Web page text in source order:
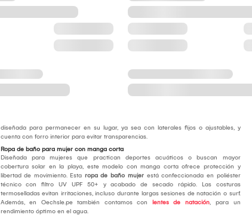
diseñada para permanecer en su lugar, ya sea con laterales fijos o ajustables, y
cuenta con forro interior para evitar transparencias.
Ropa de baño para mujer con manga corta
Diseñada para mujeres que practican deportes acuáticos o buscan mayor
cobertura solar en la playa, este modelo con manga corta ofrece protección y
libertad de movimiento. Esta ropa de baño mujer está confeccionada en poliéster
técnico con filtro UV UPF 50+ y acabado de secado rápido. Las costuras
termoselladas evitan irritaciones, incluso durante largas sesiones de natación o surf.
Además, en Oechsle.pe también contamos con
lentes de natación, para un
rendimiento óptimo en el agua.